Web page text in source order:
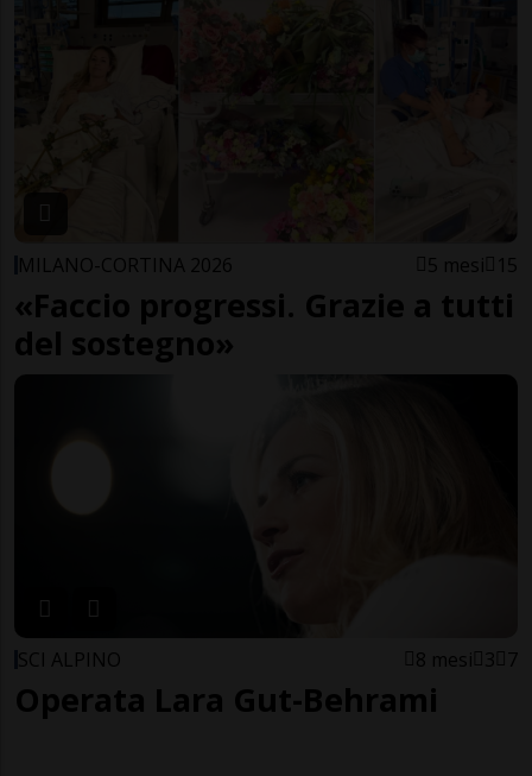
MILANO-CORTINA 2026 5 mesi 15
«Faccio progressi. Grazie a tutti
del sostegno»
SCI ALPINO 8 mesi 3 7
Operata Lara Gut-Behrami